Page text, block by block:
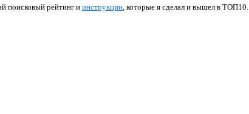
поисковый рейтинг иинструкции, которые я сделал и вышел в ТОП10.